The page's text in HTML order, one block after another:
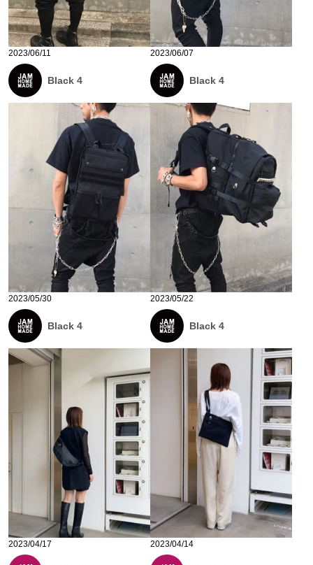
2023/06/11
Black 4
2023/06/07
Black 4
2023/05/30
Black 4
2023/05/22
Black 4
2023/04/17 2023/04/14